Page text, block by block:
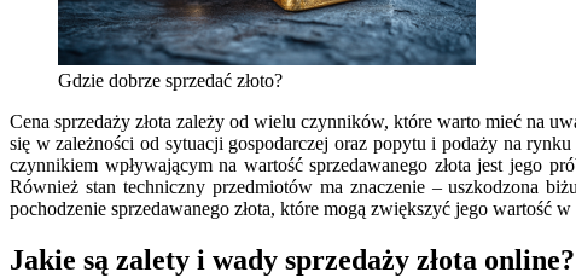
Gdzie dobrze sprzedać złoto?
Cena sprzedaży złota zależy od wielu czynników, które warto mieć na
się w zależności od sytuacji gospodarczej oraz popytu i podaży na
czynnikiem wpływającym na wartość sprzedawanego złota jest jego
Również stan techniczny przedmiotów ma znaczenie – uszkodzona
pochodzenie sprzedawanego złota, które mogą zwiększyć jego wartość
Jakie są zalety i wady sprzedaży złota online?